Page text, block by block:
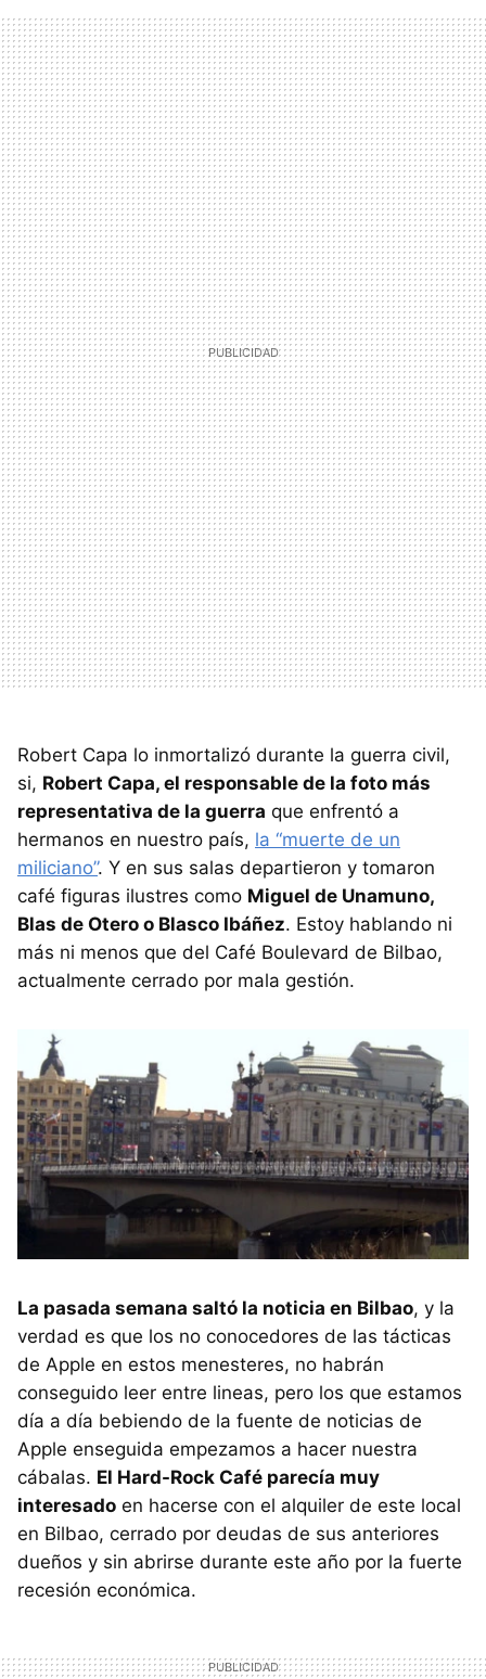
Robert Capa lo inmortalizó durante la guerra civil,
si, Robert Capa, el responsable de la foto más
representativa de la guerra que enfrentó a
hermanos en nuestro país, la “muerte de un
miliciano”. Y en sus salas departieron y tomaron
café figuras ilustres como Miguel de Unamuno,
Blas de Otero o Blasco Ibáñez. Estoy hablando ni
más ni menos que del Café Boulevard de Bilbao,
actualmente cerrado por mala gestión.
La pasada semana saltó la noticia en Bilbao, y la
verdad es que los no conocedores de las tácticas
de Apple en estos menesteres, no habrán
conseguido leer entre lineas, pero los que estamos
día a día bebiendo de la fuente de noticias de
Apple enseguida empezamos a hacer nuestra
cábalas. El Hard-Rock Café parecía muy
interesado en hacerse con el alquiler de este local
en Bilbao, cerrado por deudas de sus anteriores
dueños y sin abrirse durante este año por la fuerte
recesión económica.